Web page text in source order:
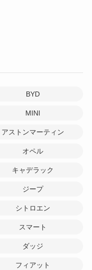
BYD
MINI
アストンマーティン
オペル
キャデラック
ジープ
シトロエン
スマート
ダッジ
フィアット